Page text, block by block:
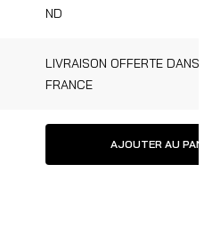
ND
LIVRAISON OFFERTE DANS
FRANCE
AJOUTER AU